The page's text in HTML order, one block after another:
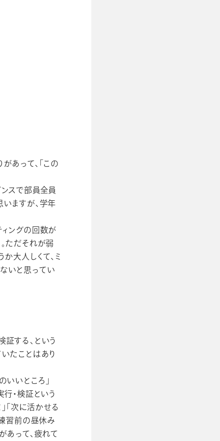
あって、「この
スで部員全員
ますが、学年
ングの回数が
ただそれが弱
大人しくて、ミ
いと思ってい
する、という
たことはあり
いいところ」
・検証という
「次に活かせる
習前の昼休み
あって、疲れて